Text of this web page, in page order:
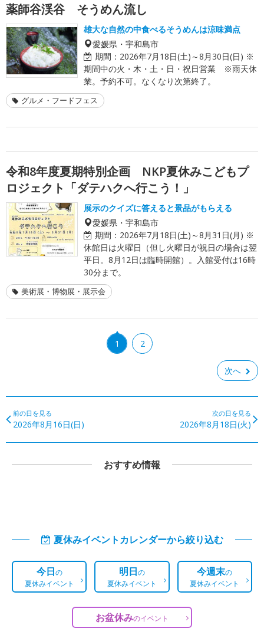
薬師谷渓谷 そうめん流し
雄大な自然の中食べるそうめんは涼味満点
愛媛県・宇和島市
期間： 2026年7月18日(土)～8月30日(日) ※
期間中の火・木・土・日・祝日営業 ※雨天休
業。予約不可。なくなり次第終了。
グルメ・フードフェス
令和8年度夏期特別企画 NKP夏休みこどもプ
ロジェクト「ダテハクへ行こう！」
展示のクイズに答えると景品がもらえる
愛媛県・宇和島市
期間： 2026年7月18日(土)～8月31日(月) ※
休館日は火曜日（但し火曜日が祝日の場合は翌
平日。8月12日は臨時開館）。入館受付は16時
30分まで。
美術展・博物展・展示会
1 2
次へ
前の日を見る
2026年8月16日(日)
次の日を見る
2026年8月18日(火)
おすすめ情報
夏休みイベントカレンダーから絞り込む
今日の
夏休みイベント
明日の
夏休みイベント
今週末の
夏休みイベント
お盆休みのイベント